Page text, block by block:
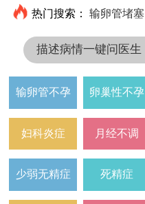
热门搜索： 输卵管堵塞
描述病情一键问医生
输卵管不孕 卵巢性不孕
妇科炎症 月经不调
少弱无精症 死精症